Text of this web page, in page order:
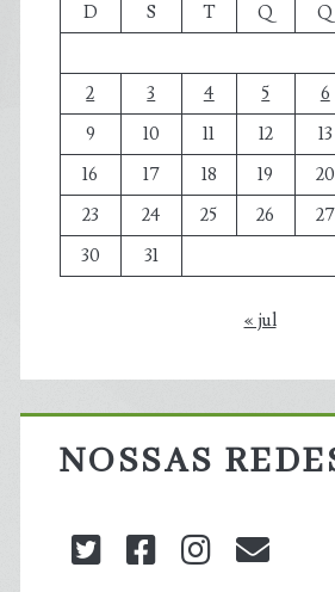
D
S T Q Q
2
3 4 5 6
9
10 11 12 13
16
17 18 19 20
23
24 25 26 27
30
31
« jul
NOSSAS
twitterfacebookinstagram